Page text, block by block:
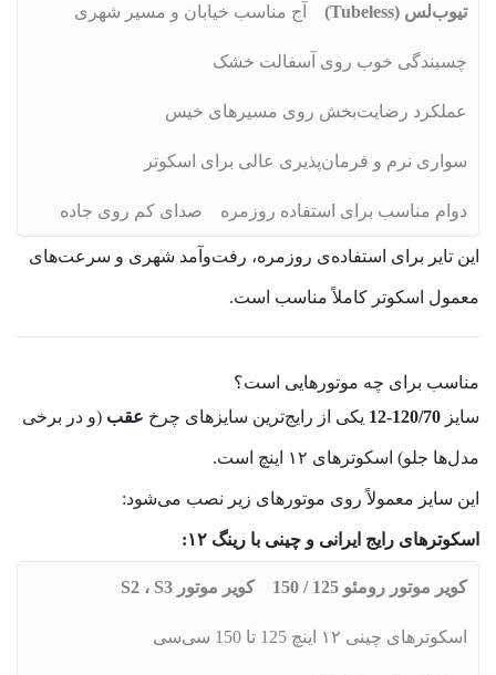
تیوب‌لس (Tubeless) آج مناسب خیابان و مسیر شهری
چسبندگی خوب روی آسفالت خشک
عملکرد رضایت‌بخش روی مسیرهای خیس
سواری نرم و فرمان‌پذیری عالی برای اسکوتر
دوام مناسب برای استفاده روزمره صدای کم روی جاده
این تایر برای استفاده‌ی روزمره، رفت‌وآمد شهری و سرعت‌های
معمول اسکوتر کاملاً مناسب است.
مناسب برای چه موتورهایی است؟
سایز 120/70‑12 یکی از رایج‌ترین سایزهای چرخ عقب (و در برخی
مدل‌ها جلو) اسکوترهای ۱۲ اینچ است.
این سایز معمولاً روی موتورهای زیر نصب می‌شود:
اسکوترهای رایج ایرانی و چینی با رینگ ۱۲:
کویر موتور رومئو 125 / 150 کویر موتور S2 ، S3
اسکوترهای چینی ۱۲ اینچ 125 تا 150 سی‌سی